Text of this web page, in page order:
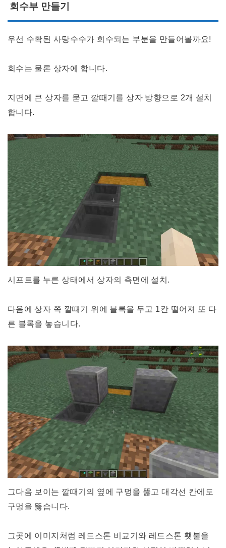
회수부 만들기
우선 수확된 사탕수수가 회수되는 부분을 만들어볼까요!
회수는 물론 상자에 합니다.
지면에 큰 상자를 묻고 깔때기를 상자 방향으로 2개 설치
합니다.
시프트를 누른 상태에서 상자의 측면에 설치.
다음에 상자 쪽 깔때기 위에 블록을 두고 1칸 떨어져 또 다
른 블록을 놓습니다.
그다음 보이는 깔때기의 옆에 구멍을 뚫고 대각선 칸에도
구멍을 뚫습니다.
그곳에 이미지처럼 레드스톤 비교기와 레드스톤 횃불을